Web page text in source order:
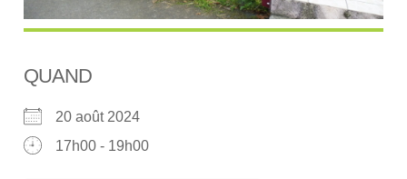
QUAND
20 août 2024
17h00 - 19h00